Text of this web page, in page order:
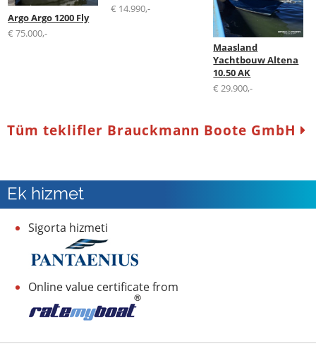
Argo Argo 1200 Fly
€ 75.000,-
€ 14.990,-
Maasland
Yachtbouw Altena
10.50 AK
€ 29.900,-
Tüm teklifler Brauckmann Boote GmbH
Ek hizmet
Sigorta hizmeti
Online value certificate from